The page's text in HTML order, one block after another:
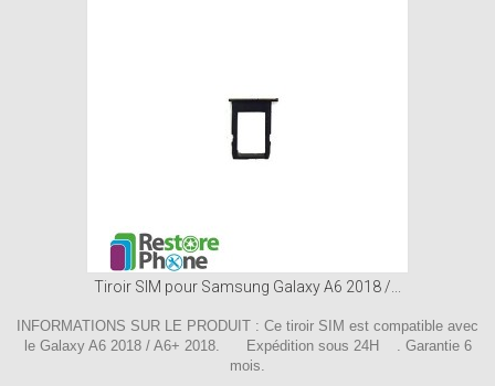
Tiroir SIM pour Samsung Galaxy A6 2018 /...
INFORMATIONS SUR LE PRODUIT : Ce tiroir SIM est compatible avec
le Galaxy A6 2018 / A6+ 2018. Expédition sous 24H . Garantie 6
mois.